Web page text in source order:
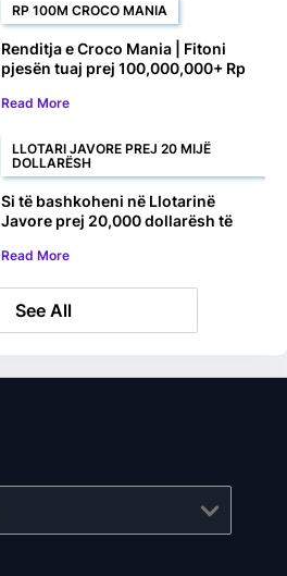
RP 100M CROCO MANIA
Renditja e Croco Mania | Fitoni
pjesën tuaj prej 100,000,000+ Rp
Read More
LLOTARI JAVORE PREJ 20 MIJË
DOLLARËSH
Si të bashkoheni në Llotarinë
Javore prej 20,000 dollarësh të
Read More
See All